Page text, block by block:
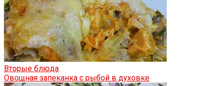
Вторые блюда
Овощная запеканка с рыбой в духовке